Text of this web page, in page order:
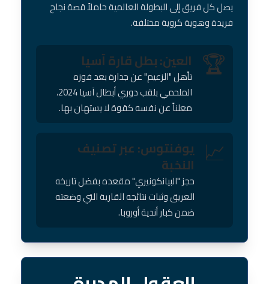
يصل كل فريق إلى البطولة العالمية حاملاً قصة نجاح
فريدة وهوية كروية مختلفة.
🏆 العين: بطل قارة آسيا
تأهل "الزعيم" عن جدارة بعد فوزه
الملحمي بلقب دوري أبطال آسيا 2024،
معلناً عن نفسه كقوة لا يستهان بها.
📈 يوفنتوس: عبر تصنيف
النخبة
حجز "البيانكونيري" مقعده بفضل تاريخه
العريق وثبات نتائجه القارية التي وضعته
ضمن كبار أندية أوروبا.